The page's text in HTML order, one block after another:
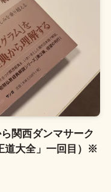
関西ダンマサーク
道大全」一回目）※